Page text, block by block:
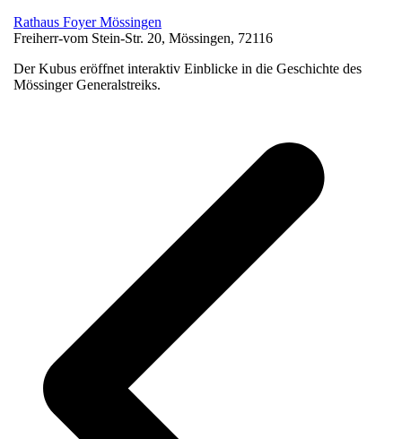
Rathaus Foyer Mössingen
Freiherr-vom Stein-Str. 20, Mössingen, 72116
Der Kubus eröffnet interaktiv Einblicke in die Geschichte des
Mössinger Generalstreiks.